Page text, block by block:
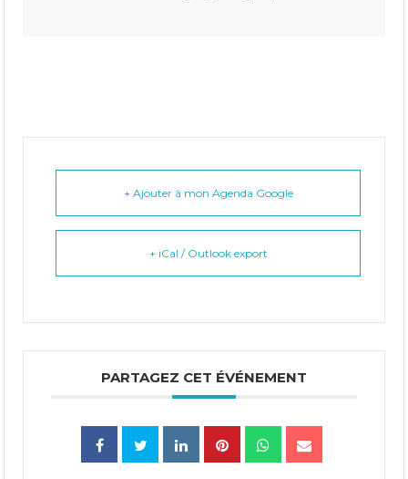
+ Ajouter à mon Agenda Google
+ iCal / Outlook export
PARTAGEZ CET ÉVÉNEMENT